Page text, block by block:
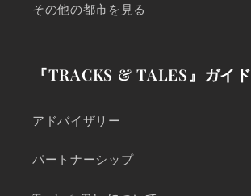
その他の都市を見る
『TRACKS & TALES』ガイド
アドバイザリー
パートナーシップ